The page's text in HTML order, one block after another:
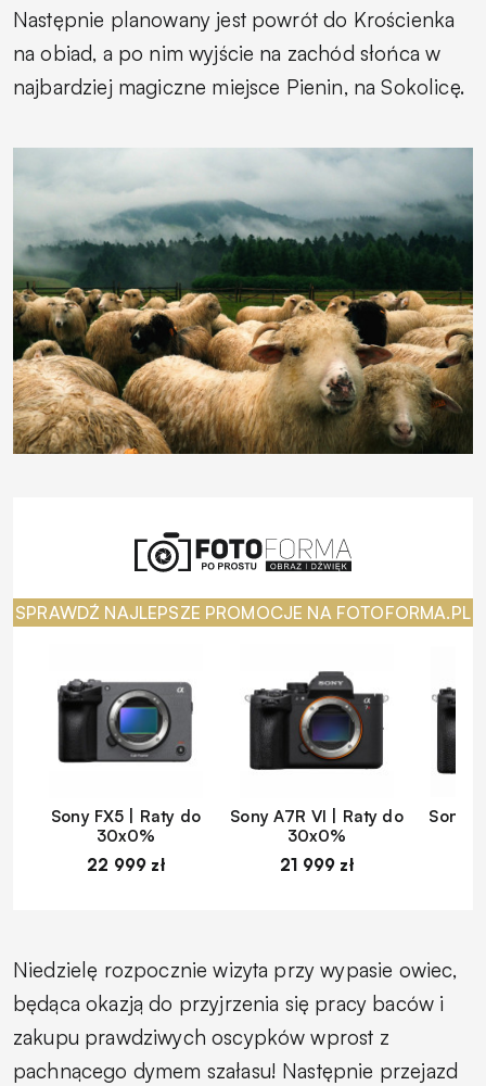
Następnie planowany jest powrót do Krościenka
na obiad, a po nim wyjście na zachód słońca w
najbardziej magiczne miejsce Pienin, na Sokolicę.
SPRAWDŹ NAJLEPSZE PROMOCJE NA FOTOFORMA.PL
Sony FX5 | Raty do
30x0%
22 999 zł
Sony A7R VI | Raty do
30x0%
21 999 zł
Sony
Niedzielę rozpocznie wizyta przy wypasie owiec,
będąca okazją do przyjrzenia się pracy baców i
zakupu prawdziwych oscypków wprost z
pachnącego dymem szałasu! Następnie przejazd